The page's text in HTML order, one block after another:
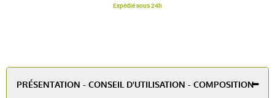
Expédié sous 24h
PRÉSENTATION - CONSEIL D'UTILISATION - COMPOSITION